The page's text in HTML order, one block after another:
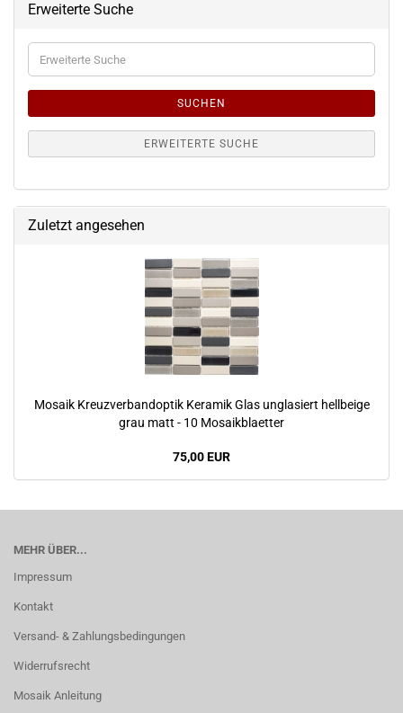
Erweiterte Suche
Erweiterte
Suche
SUCHEN
ERWEITERTE SUCHE
Zuletzt angesehen
Mosaik Kreuzverbandoptik Keramik Glas unglasiert hellbeige
grau matt - 10 Mosaikblaetter
75,00 EUR
MEHR ÜBER...
Impressum
Kontakt
Versand- & Zahlungsbedingungen
Widerrufsrecht
Mosaik Anleitung